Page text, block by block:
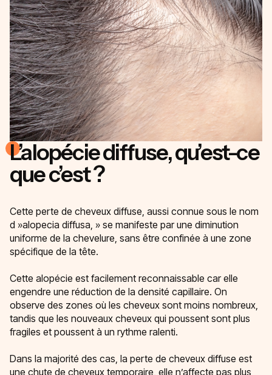
L’alopécie diffuse, qu’est-ce
que c’est ?
Cette perte de cheveux diffuse, aussi connue sous le nom
d »alopecia diffusa, » se manifeste par une diminution
uniforme de la chevelure, sans être confinée à une zone
spécifique de la tête.
Cette alopécie est facilement reconnaissable car elle
engendre une réduction de la densité capillaire. On
observe des zones où les cheveux sont moins nombreux,
tandis que les nouveaux cheveux qui poussent sont plus
fragiles et poussent à un rythme ralenti.
Dans la majorité des cas, la perte de cheveux diffuse est
une chute de cheveux temporaire, elle n’affecte pas plus